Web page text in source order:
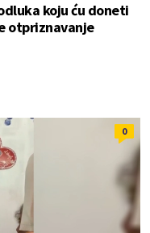
koju ću doneti
otpriznavanje
0